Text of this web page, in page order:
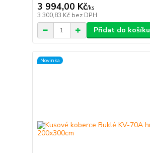
3 994,00 Kč/ks
3 300,83 Kč bez DPH
Přidat do košíku
Novinka